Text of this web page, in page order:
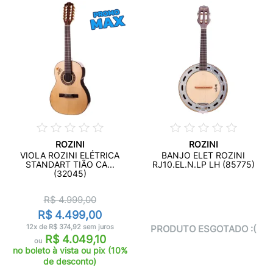
ROZINI
VIOLA ROZINI ELÉTRICA
STANDART TIÃO CA...
(32045)
R$ 4.999,00
R$ 4.499,00
12x de R$ 374,92 sem juros
ouR$ 4.049,10
no boleto à vista ou pix (10%
de desconto)
ROZINI
BANJO ELET ROZINI
RJ10.EL.N.LP LH (85775)
PRODUTO ESGOTADO :(